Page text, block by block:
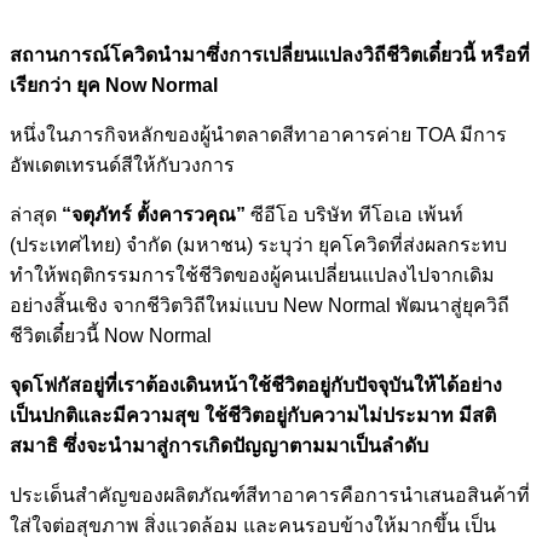
สถานการณ์โควิดนำมาซึ่งการเปลี่ยนแปลงวิถีชีวิตเดี๋ยวนี้ หรือที่
เรียกว่า ยุค Now Normal
หนึ่งในภารกิจหลักของผู้นำตลาดสีทาอาคารค่าย TOA มีการ
อัพเดตเทรนด์สีให้กับวงการ
ล่าสุด “จตุภัทร์ ตั้งคารวคุณ” ซีอีโอ บริษัท ทีโอเอ เพ้นท์
(ประเทศไทย) จำกัด (มหาชน) ระบุว่า ยุคโควิดที่ส่งผลกระทบ
ทำให้พฤติกรรมการใช้ชีวิตของผู้คนเปลี่ยนแปลงไปจากเดิม
อย่างสิ้นเชิง จากชีวิตวิถีใหม่แบบ New Normal พัฒนาสู่ยุควิถี
ชีวิตเดี๋ยวนี้ Now Normal
จุดโฟกัสอยู่ที่เราต้องเดินหน้าใช้ชีวิตอยู่กับปัจจุบันให้ได้อย่าง
เป็นปกติและมีความสุข ใช้ชีวิตอยู่กับความไม่ประมาท มีสติ
สมาธิ ซึ่งจะนำมาสู่การเกิดปัญญาตามมาเป็นลำดับ
ประเด็นสำคัญของผลิตภัณฑ์สีทาอาคารคือการนำเสนอสินค้าที่
ใส่ใจต่อสุขภาพ สิ่งแวดล้อม และคนรอบข้างให้มากขึ้น เป็น